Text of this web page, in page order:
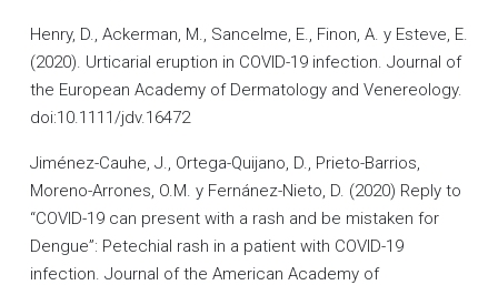
Henry, D., Ackerman, M., Sancelme, E., Finon, A. y Esteve, E.
(2020). Urticarial eruption in COVID-19 infection. Journal of
the European Academy of Dermatology and Venereology.
doi:10.1111/jdv.16472
Jiménez-Cauhe, J., Ortega-Quijano, D., Prieto-Barrios,
Moreno-Arrones, O.M. y Fernánez-Nieto, D. (2020) Reply to
“COVID-19 can present with a rash and be mistaken for
Dengue”: Petechial rash in a patient with COVID-19
infection. Journal of the American Academy of